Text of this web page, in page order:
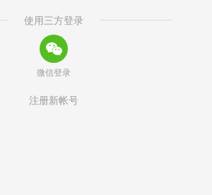
使用三方登录
微信登录
注册新帐号